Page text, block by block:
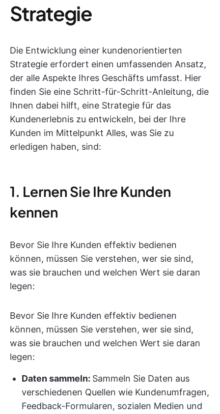
Strategie
Die Entwicklung einer kundenorientierten
Strategie erfordert einen umfassenden Ansatz,
der alle Aspekte Ihres Geschäfts umfasst. Hier
finden Sie eine Schritt-für-Schritt-Anleitung, die
Ihnen dabei hilft, eine Strategie für das
Kundenerlebnis zu entwickeln, bei der Ihre
Kunden im Mittelpunkt Alles, was Sie zu
erledigen haben, sind:
1. Lernen Sie Ihre Kunden
kennen
Bevor Sie Ihre Kunden effektiv bedienen
können, müssen Sie verstehen, wer sie sind,
was sie brauchen und welchen Wert sie daran
legen:
Bevor Sie Ihre Kunden effektiv bedienen
können, müssen Sie verstehen, wer sie sind,
was sie brauchen und welchen Wert sie daran
legen:
Daten sammeln: Sammeln Sie Daten aus
verschiedenen Quellen wie Kundenumfragen,
Feedback-Formularen, sozialen Medien und